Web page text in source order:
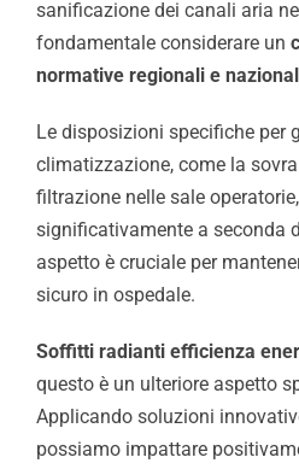
sanificazione dei canali aria
fondamentale considerare un
normative regionali e
Le disposizioni specifiche per
climatizzazione, come la
filtrazione nelle sale
significativamente a seconda
aspetto è cruciale per
sicuro in ospedale.
Soffitti radianti efficienza
questo è un ulteriore aspetto
Applicando soluzioni
possiamo impattare